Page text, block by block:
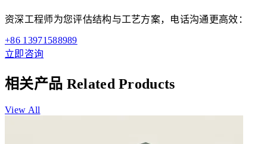
资深工程师为您评估结构与工艺方案，电话沟通更高效：
+86 13971588989
立即咨询
相关产品 Related Products
View All